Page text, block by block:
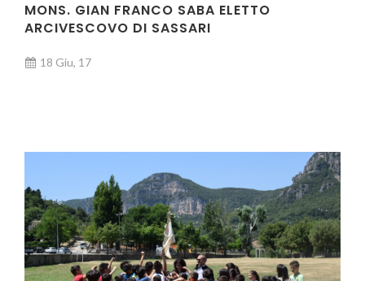
MONS. GIAN FRANCO SABA ELETTO
ARCIVESCOVO DI SASSARI
18 Giu, 17